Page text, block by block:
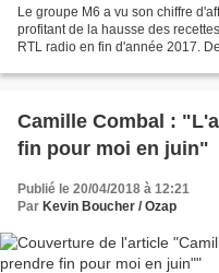
Le groupe M6 a vu son chiffre
profitant de la hausse des
RTL radio en fin d'année 2017.
Camille Combal :
fin pour moi en juin"
Publié le 20/04/2018 à 12:21
Par Kevin Boucher / Ozap